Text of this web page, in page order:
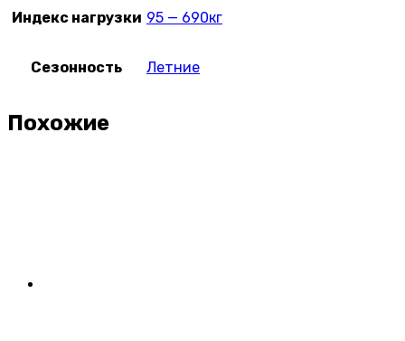
Индекс нагрузки 95 — 690кг
Сезонность Летние
Похожие